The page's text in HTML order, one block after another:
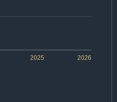
2026
2025